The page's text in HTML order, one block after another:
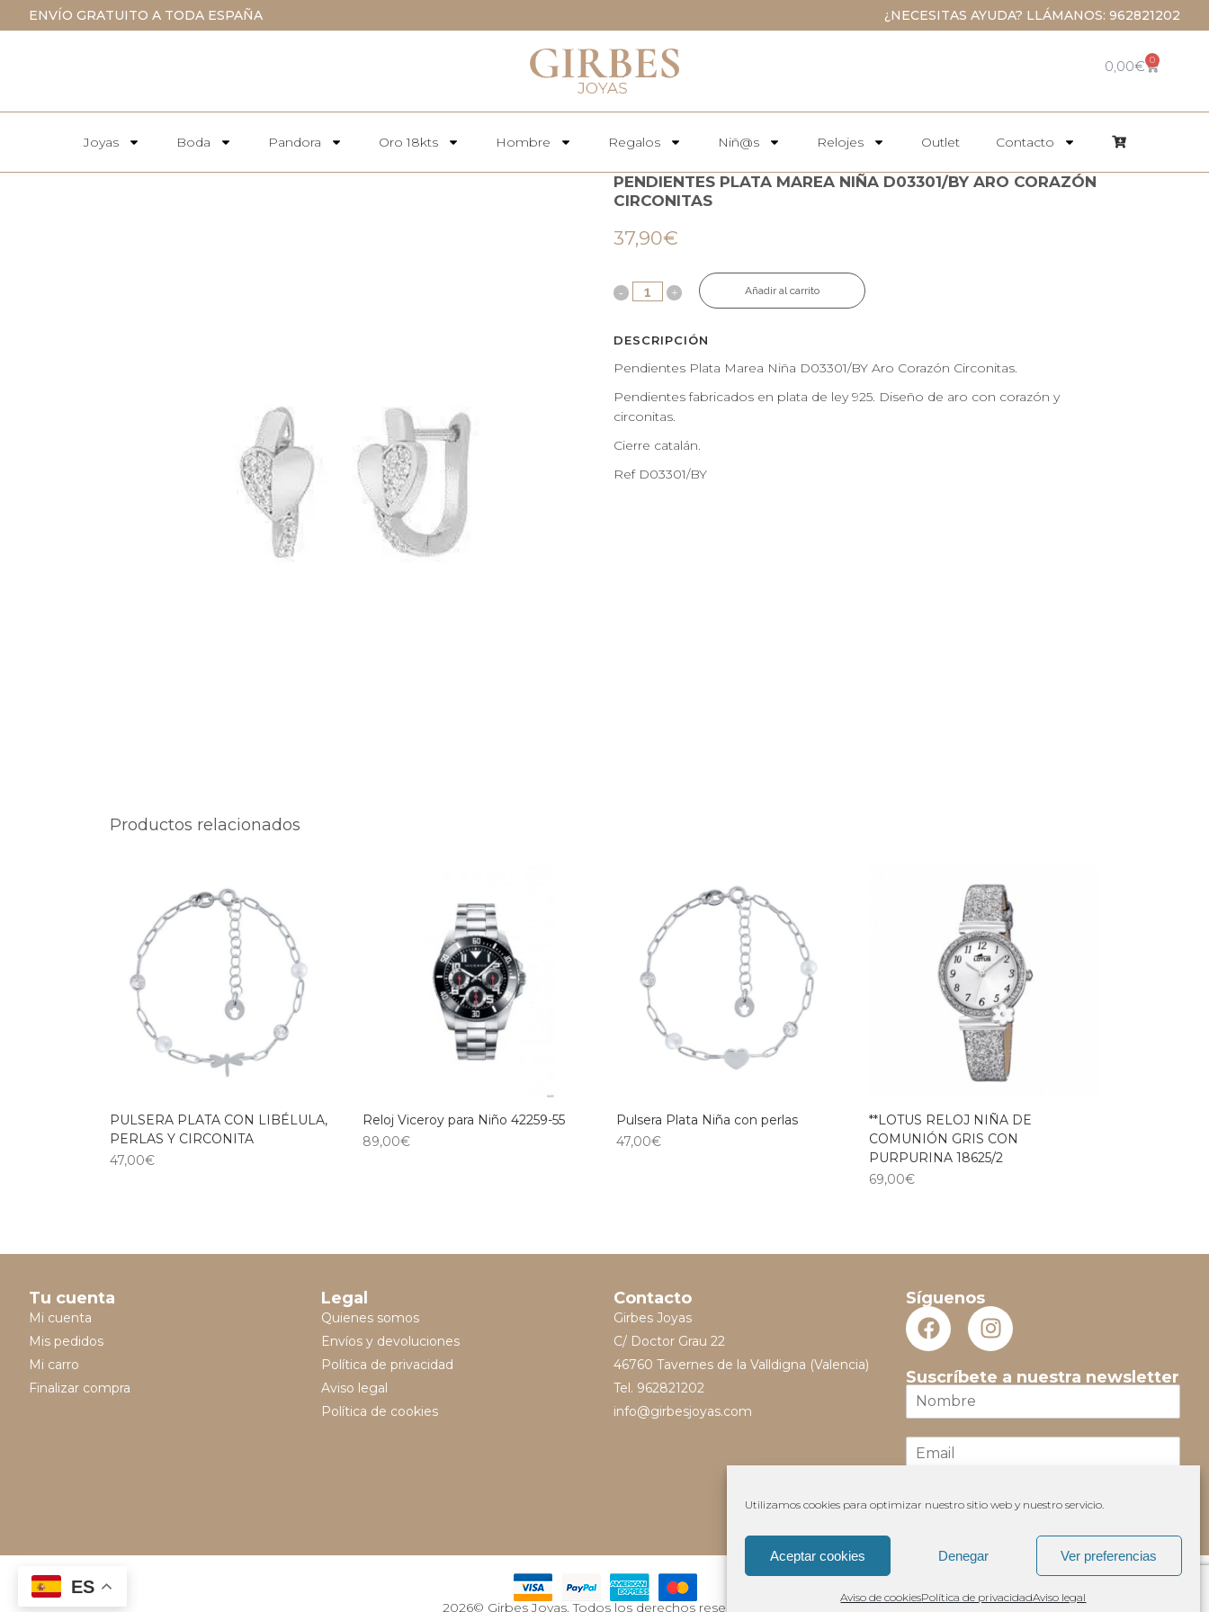
Utilizamos cookies para optimizar nuestro sitio web y nuestro servicio.
Aceptar cookies Denegar Ver preferencias
Aviso de cookiesPolítica de privacidadAviso legal
ENVÍO GRATUITO A TODA ESPAÑA ¿NECESITAS AYUDA? LLÁMANOS: 962821202
0,00€ 0
Joyas Boda Pandora Oro 18kts Hombre Regalos Niñ@s Relojes Outlet Contacto
PENDIENTES PLATA MAREA NIÑA D03301/BY ARO CORAZÓN
CIRCONITAS
37,90€
Añadir al carrito
DESCRIPCIÓN
Pendientes Plata Marea Niña D03301/BY Aro Corazón Circonitas.
Pendientes fabricados en plata de ley 925. Diseño de aro con corazón y
circonitas.
Cierre catalán.
Ref D03301/BY
Productos relacionados
PULSERA PLATA CON LIBÉLULA,
PERLAS Y CIRCONITA
47,00€
Reloj Viceroy para Niño 42259-55
89,00€
Pulsera Plata Niña con perlas
47,00€
**LOTUS RELOJ NIÑA DE
COMUNIÓN GRIS CON
PURPURINA 18625/2
69,00€
Tu cuenta
Mi cuenta
Mis pedidos
Mi carro
Finalizar compra
Legal
Quienes somos
Envíos y devoluciones
Política de privacidad
Aviso legal
Política de cookies
Contacto
Girbes Joyas
C/ Doctor Grau 22
46760 Tavernes de la Valldigna (Valencia)
Tel. 962821202
info@girbesjoyas.com
Síguenos
Suscríbete a nuestra newsletter
r
*
m
Suscribir
2026© Girbes Joyas. Todos los derechos reservados
ES